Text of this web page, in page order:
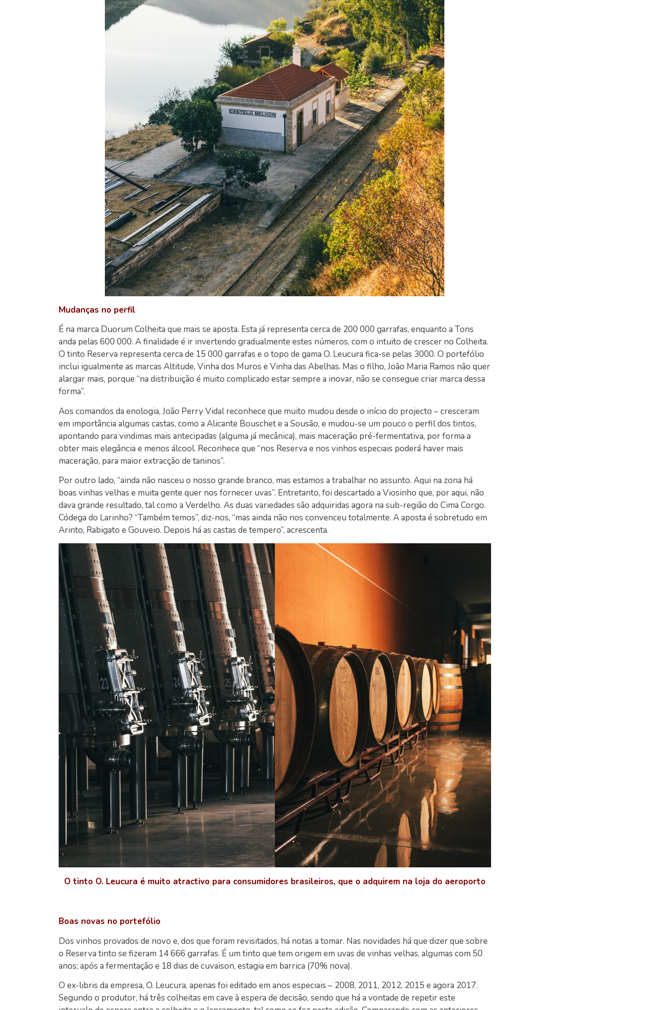
Mudanças no perfil
É na marca Duorum Colheita que mais se aposta. Esta já representa cerca de 200 000 garrafas, enquanto a Tons
anda pelas 600 000. A finalidade é ir invertendo gradualmente estes números, com o intuito de crescer no Colheita.
O tinto Reserva representa cerca de 15 000 garrafas e o topo de gama O. Leucura fica-se pelas 3000. O portefólio
inclui igualmente as marcas Altitude, Vinha dos Muros e Vinha das Abelhas. Mas o filho, João Maria Ramos não quer
alargar mais, porque “na distribuição é muito complicado estar sempre a inovar, não se consegue criar marca dessa
forma”.
Aos comandos da enologia, João Perry Vidal reconhece que muito mudou desde o início do projecto – cresceram
em importância algumas castas, como a Alicante Bouschet e a Sousão, e mudou-se um pouco o perfil dos tintos,
apontando para vindimas mais antecipadas (alguma já mecânica), mais maceração pré-fermentativa, por forma a
obter mais elegância e menos álcool. Reconhece que “nos Reserva e nos vinhos especiais poderá haver mais
maceração, para maior extracção de taninos”.
Por outro lado, “ainda não nasceu o nosso grande branco, mas estamos a trabalhar no assunto. Aqui na zona há
boas vinhas velhas e muita gente quer nos fornecer uvas”. Entretanto, foi descartado a Viosinho que, por aqui, não
dava grande resultado, tal como a Verdelho. As duas variedades são adquiridas agora na sub-região do Cima Corgo.
Códega do Larinho? “Também temos”, diz-nos, “mas ainda não nos convenceu totalmente. A aposta é sobretudo em
Arinto, Rabigato e Gouveio. Depois há as castas de tempero”, acrescenta.
O tinto O. Leucura é muito atractivo para consumidores brasileiros, que o adquirem na loja do aeroporto
Boas novas no portefólio
Dos vinhos provados de novo e, dos que foram revisitados, há notas a tomar. Nas novidades há que dizer que sobre
o Reserva tinto se fizeram 14 666 garrafas. É um tinto que tem origem em uvas de vinhas velhas, algumas com 50
anos; após a fermentação e 18 dias de cuvaison, estagia em barrica (70% nova).
O ex-libris da empresa, O. Leucura, apenas foi editado em anos especiais – 2008, 2011, 2012, 2015 e agora 2017.
Segundo o produtor, há três colheitas em cave à espera de decisão, sendo que há a vontade de repetir este